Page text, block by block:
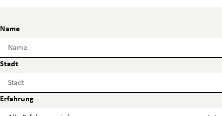
Name
Stadt
Erfahrung